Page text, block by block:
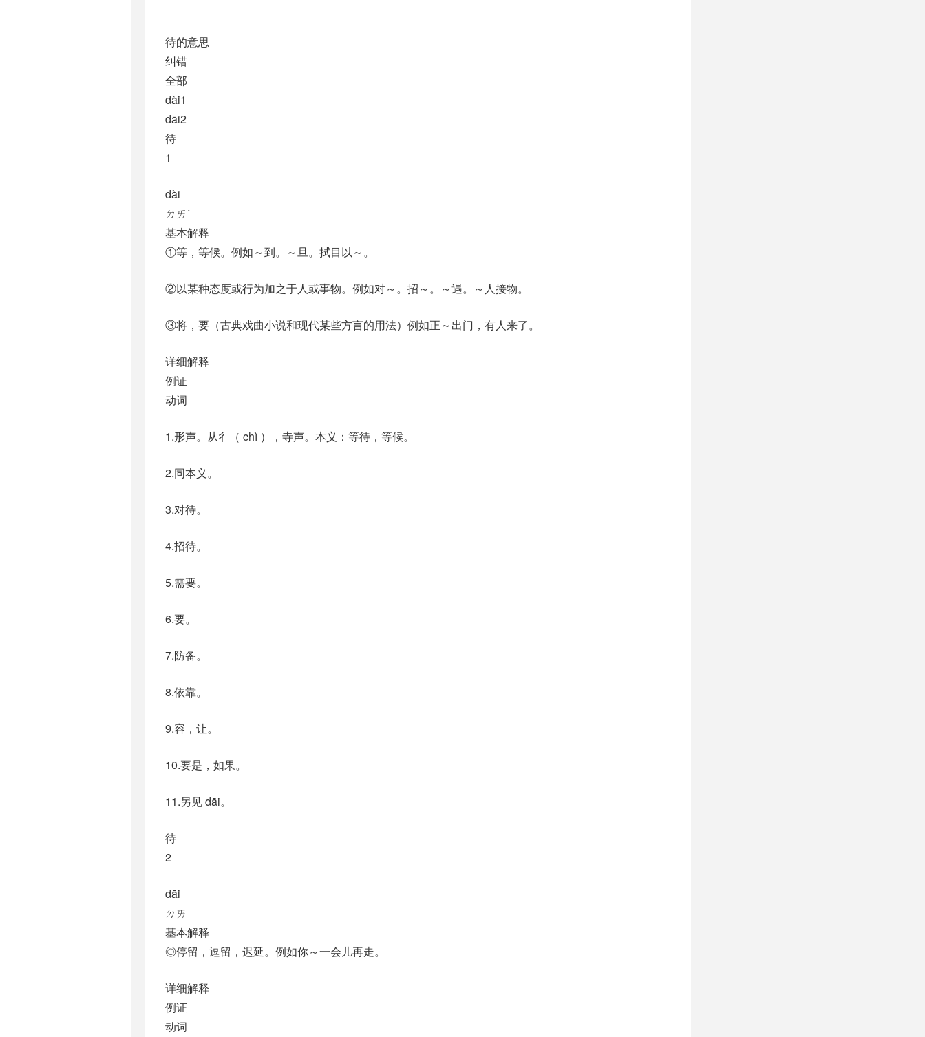
待的意思
纠错
全部
dài1
dāi2
待
1
dài
ㄉㄞˋ
基本解释
①等，等候。例如～到。～旦。拭目以～。
②以某种态度或行为加之于人或事物。例如对～。招～。～遇。～人接物。
③将，要（古典戏曲小说和现代某些方言的用法）例如正～出门，有人来了。
详细解释
例证
动词
1.形声。从彳（ chì ），寺声。本义：等待，等候。
2.同本义。
3.对待。
4.招待。
5.需要。
6.要。
7.防备。
8.依靠。
9.容，让。
10.要是，如果。
11.另见 dāi。
待
2
dāi
ㄉㄞ
基本解释
◎停留，逗留，迟延。例如你～一会儿再走。
详细解释
例证
动词